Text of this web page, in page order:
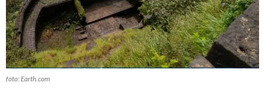
foto: Earth.com